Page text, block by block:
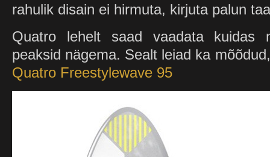
rahulik disain ei hirmuta, kirjuta palun
Quatro lehelt saad vaadata kuidas
peaksid nägema. Sealt leiad ka
Quatro Freestylewave 95